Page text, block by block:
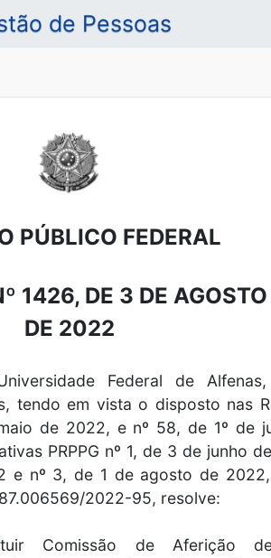
de Pessoas
PÚBLICO FEDERAL
1426, DE 3 DE AGOSTO
DE 2022
Federal de
tendo em vista o disposto nas
de 2022, e nº 58, de 1º de
PRPPG nº 1, de 3 de junho
e nº 3, de 1 de agosto de
2022-95, resolve:
Comissão de Aferição